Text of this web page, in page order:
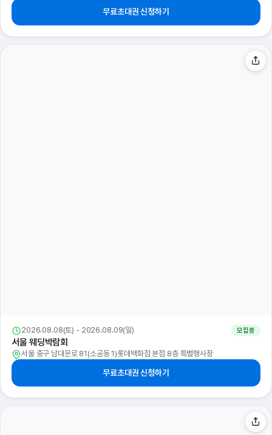
무료초대권 신청하기
2026.08.08(토) - 2026.08.09(일) 모집중
서울 웨딩박람회
서울 중구 남대문로 81(소공동 1)롯데백화점 본점 8층 특별행사장
무료초대권 신청하기